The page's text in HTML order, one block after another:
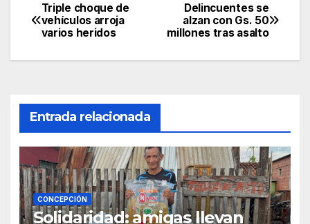
Navegación
de
Delincuentes se
alzan con Gs. 50
millones tras asalto
Triple choque de
vehículos arroja
varios heridos
Entrada relacionada
CONCEPCIÓN
Solidaridad: amigas llevan